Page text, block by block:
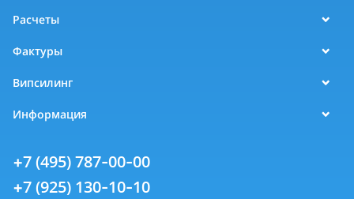
Расчеты
Фактуры
Випсилинг
Информация
+7 (495) 787-00-00
+7 (925) 130-10-10